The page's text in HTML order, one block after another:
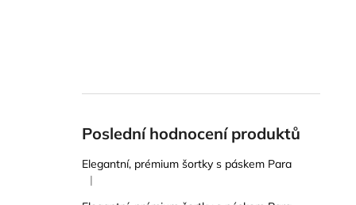
Poslední hodnocení produktů
Elegantní, prémium šortky s páskem Para
Hodnocení produktu je 5 z 5 hvězdiček.
|